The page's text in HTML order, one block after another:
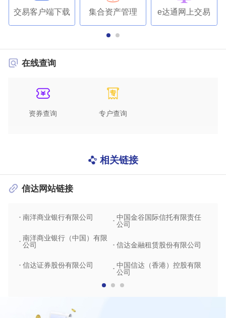
交易客户端下载 集合资产管理 e达通网上交易
在线查询
资券查询 专户查询
相关链接
信达网站链接
南洋商业银行有限公司
南洋商业银行（中国）有限
公司
信达证券股份有限公司
中国金谷国际信托有限责任
公司
信达金融租赁股份有限公司
中国信达（香港）控股有限
公司